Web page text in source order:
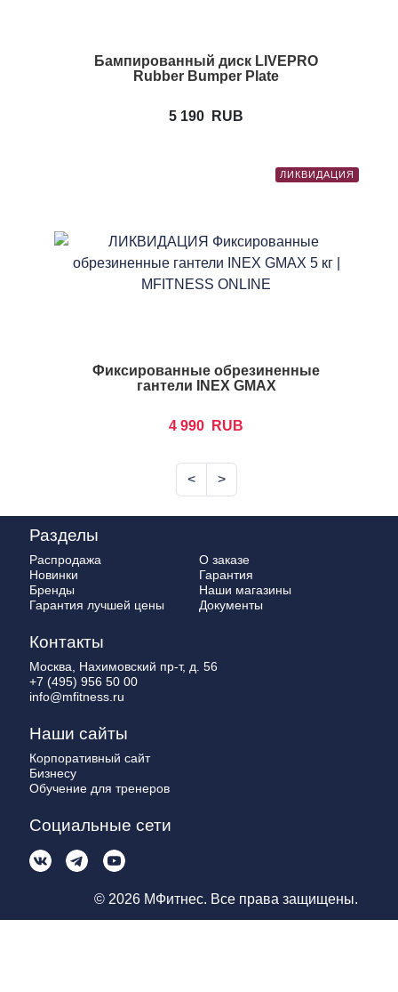
Бампированный диск LIVEPRO
Rubber Bumper Plate
5 190 RUB
ЛИКВИДАЦИЯ
Фиксированные обрезиненные
гантели INEX GMAX
4 990 RUB
< >
Разделы
Распродажа
Новинки
Бренды
Гарантия лучшей цены
О заказе
Гарантия
Наши магазины
Документы
Контакты
Москва, Нахимовский пр-т, д. 56
+7 (495) 956 50 00
info@mfitness.ru
Наши сайты
Корпоративный сайт
Бизнесу
Обучение для тренеров
Социальные сети
© 2026 МФитнес. Все права защищены.